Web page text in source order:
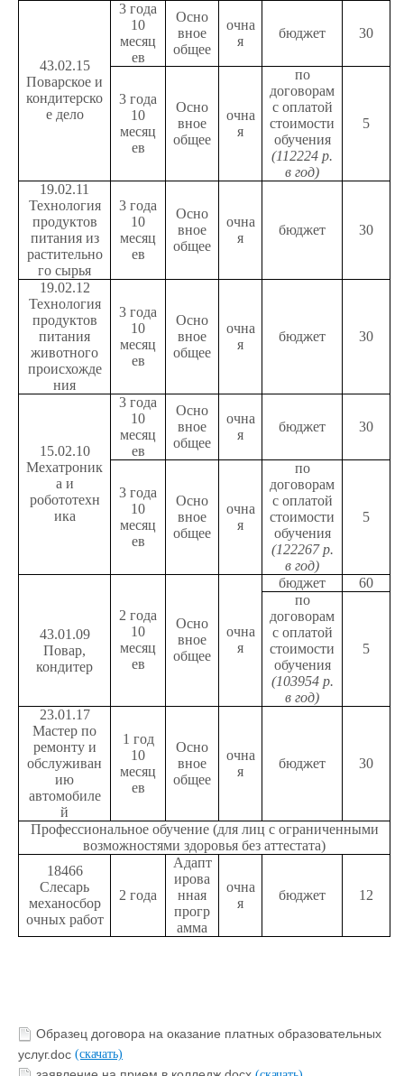
43.02.15
Поварское и
кондитерско
е дело
3 года
10
месяц
ев
Осно
вное
общее
очна
я
бюджет 30
3 года
10
месяц
ев
Осно
вное
общее
очна
я
по
договорам
с оплатой
стоимости
обучения
(112224 р.
в год)
5
19.02.11
Технология
продуктов
питания из
растительно
го сырья
3 года
10
месяц
ев
Осно
вное
общее
очна
я
бюджет 30
19.02.12
Технология
продуктов
питания
животного
происхожде
ния
3 года
10
месяц
ев
Осно
вное
общее
очна
я
бюджет 30
15.02.10
Мехатроник
а и
робототехн
ика
3 года
10
месяц
ев
Осно
вное
общее
очна
я
бюджет 30
3 года
10
месяц
ев
Осно
вное
общее
очна
я
по
договорам
с оплатой
стоимости
обучения
(122267 р.
в год)
5
43.01.09
Повар,
кондитер
2 года
10
месяц
ев
Осно
вное
общее
очна
я
бюджет
60
по
договорам
с оплатой
стоимости
обучения
(103954 р.
в год)
5
23.01.17
Мастер по
ремонту и
обслуживан
ию
автомобиле
й
1 год
10
месяц
ев
Осно
вное
общее
очна
я
бюджет 30
Профессиональное обучение (для лиц с ограниченными
возможностями здоровья без аттестата)
18466
Слесарь
механосбор
очных работ
2 года
Адапт
ирова
нная
прогр
амма
очна
я
бюджет 12
Образец договора на оказание платных образовательных
услуг.doc (скачать)